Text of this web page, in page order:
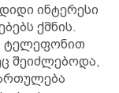
ინტერესი
ქმნის.
ტელეფონით
შეიძლებოდა,